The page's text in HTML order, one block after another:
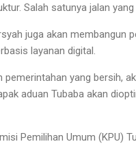
Salah satunya jalan
juga akan membangun
layanan digital.
pemerintahan yang bersih,
aduan Tubaba akan
Pemilihan Umum (KPU)